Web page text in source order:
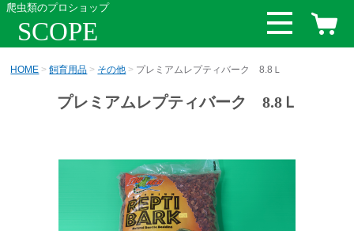
爬虫類のプロショップ
SCOPE
HOME 飼育用品 その他 プレミアムレプティバーク 8.8Ｌ
プレミアムレプティバーク 8.8Ｌ